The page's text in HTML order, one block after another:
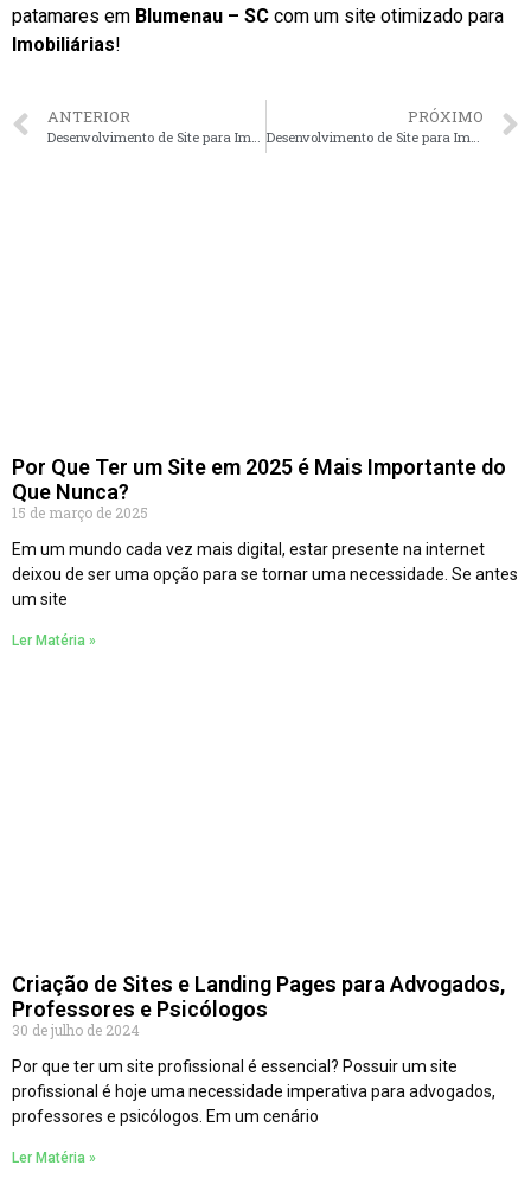
patamares em Blumenau – SC com um site otimizado para
Imobiliárias!
ANTERIOR
Desenvolvimento de Site para Imobiliárias em Vitória – ES faça seu orçamento
PRÓXIMO
Desenvolvimento de Site para Imobiliárias em São Carlos – SP faça seu orçamento
Por Que Ter um Site em 2025 é Mais Importante do
Que Nunca?
15 de março de 2025
Em um mundo cada vez mais digital, estar presente na internet
deixou de ser uma opção para se tornar uma necessidade. Se antes
um site
Ler Matéria »
Criação de Sites e Landing Pages para Advogados,
Professores e Psicólogos
30 de julho de 2024
Por que ter um site profissional é essencial? Possuir um site
profissional é hoje uma necessidade imperativa para advogados,
professores e psicólogos. Em um cenário
Ler Matéria »